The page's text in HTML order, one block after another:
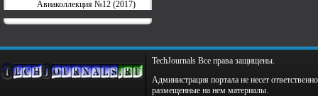
Авиаколлекция №12 (2017)
TechJournals Все права защищены.
Администрация портала не несет
размещенные на нем материалы.